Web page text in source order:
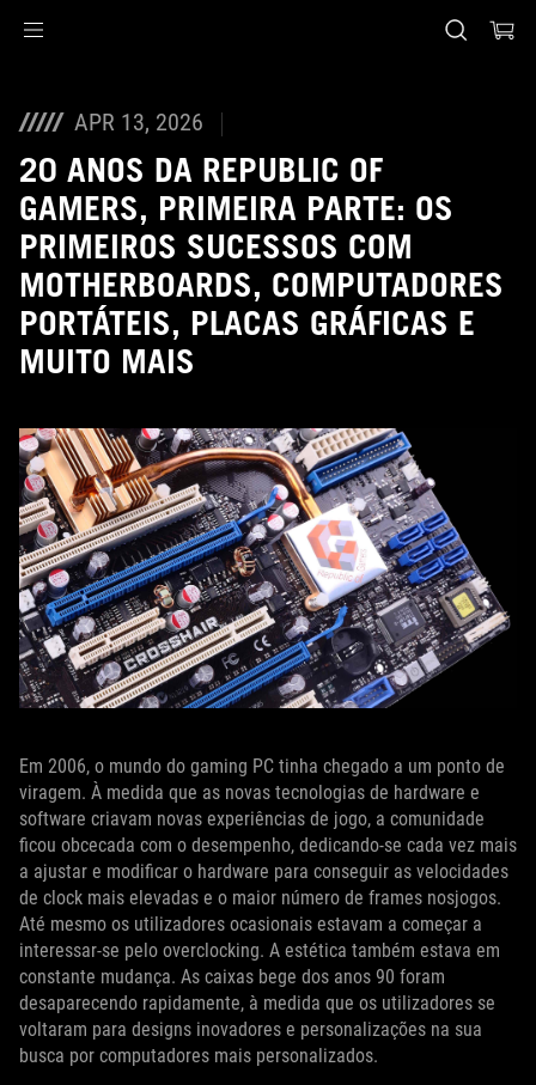
APR 13, 2026
20 ANOS DA REPUBLIC OF
GAMERS, PRIMEIRA PARTE: OS
PRIMEIROS SUCESSOS COM
MOTHERBOARDS, COMPUTADORES
PORTÁTEIS, PLACAS GRÁFICAS E
MUITO MAIS
Em 2006, o mundo do gaming PC tinha chegado a um ponto de
viragem. À medida que as novas tecnologias de hardware e
software criavam novas experiências de jogo, a comunidade
ficou obcecada com o desempenho, dedicando-se cada vez mais
a ajustar e modificar o hardware para conseguir as velocidades
de clock mais elevadas e o maior número de frames nosjogos.
Até mesmo os utilizadores ocasionais estavam a começar a
interessar-se pelo overclocking. A estética também estava em
constante mudança. As caixas bege dos anos 90 foram
desaparecendo rapidamente, à medida que os utilizadores se
voltaram para designs inovadores e personalizações na sua
busca por computadores mais personalizados.